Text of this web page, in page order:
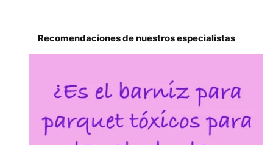
Recomendaciones de nuestros especialistas